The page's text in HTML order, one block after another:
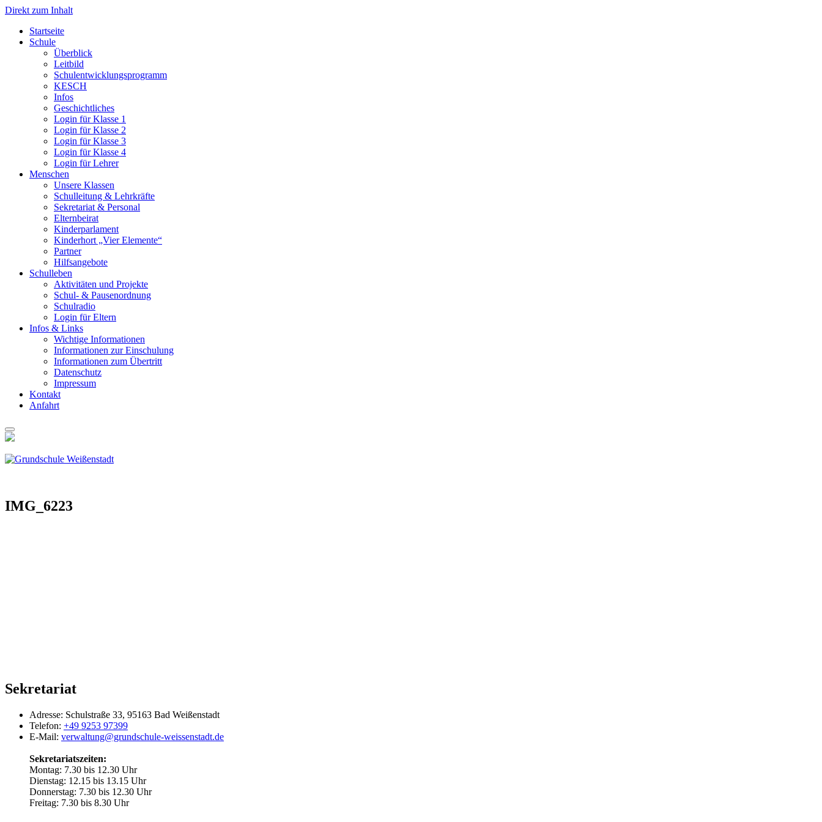
Direkt zum Inhalt
Start­sei­te
Schu­le
Über­blick
Leit­bild
Schul­ent­wick­lungs­pro­gramm
KESCH
Infos
Geschicht­li­ches
Log­in für Klas­se 1
Log­in für Klas­se 2
Log­in für Klas­se 3
Log­in für Klas­se 4
Log­in für Leh­rer
Men­schen
Unse­re Klas­sen
Schul­lei­tung & Lehr­kräf­te
Sekre­ta­ri­at & Per­so­nal
Eltern­bei­rat
Kin­der­par­la­ment
Kin­der­hort „Vier Ele­men­te“
Part­ner
Hilfs­an­ge­bo­te
Schul­le­ben
Akti­vi­tä­ten und Pro­jek­te
Schul- & Pau­sen­ord­nung
Schul­ra­dio
Log­in für Eltern
Infos & Links
Wich­ti­ge Infor­ma­tio­nen
Infor­ma­tio­nen zur Ein­schu­lung
Infor­ma­tio­nen zum Über­tritt
Daten­schutz
Impres­sum
Kon­takt
Anfahrt
IMG_6223
Sekretariat
Adresse: Schulstraße 33, 95163 Bad Weißenstadt
Telefon: +49 9253 97399
E-Mail: verwaltung@grundschule-weissenstadt.de
Sekretariatszeiten:
Montag: 7.30 bis 12.30 Uhr
Dienstag: 12.15 bis 13.15 Uhr
Donnerstag: 7.30 bis 12.30 Uhr
Freitag: 7.30 bis 8.30 Uhr